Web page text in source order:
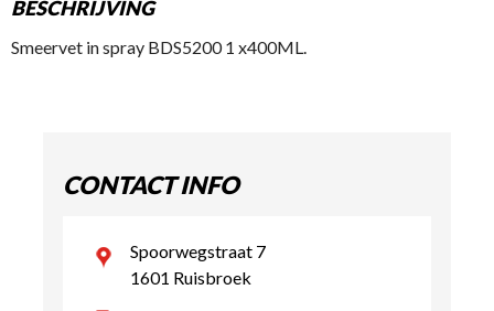
BESCHRIJVING
Smeervet in spray BDS5200 1 x400ML.
CONTACT INFO
Spoorwegstraat 7
1601 Ruisbroek